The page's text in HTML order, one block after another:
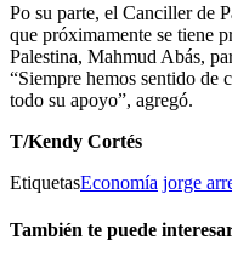
Po su parte, el Canciller de
que próximamente se tiene
Palestina, Mahmud Abás,
“Siempre hemos sentido de
todo su apoyo”, agregó.
T/Kendy Cortés
EtiquetasEconomía jorge
También te puede